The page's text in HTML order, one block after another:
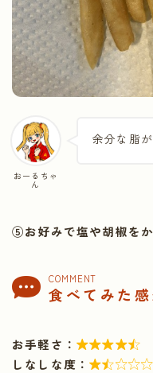
おーるちゃ
ん
余分な脂
⑤お好みで塩や胡椒をか
COMMENT
食べてみた感
お手軽さ： 
しなしな度：